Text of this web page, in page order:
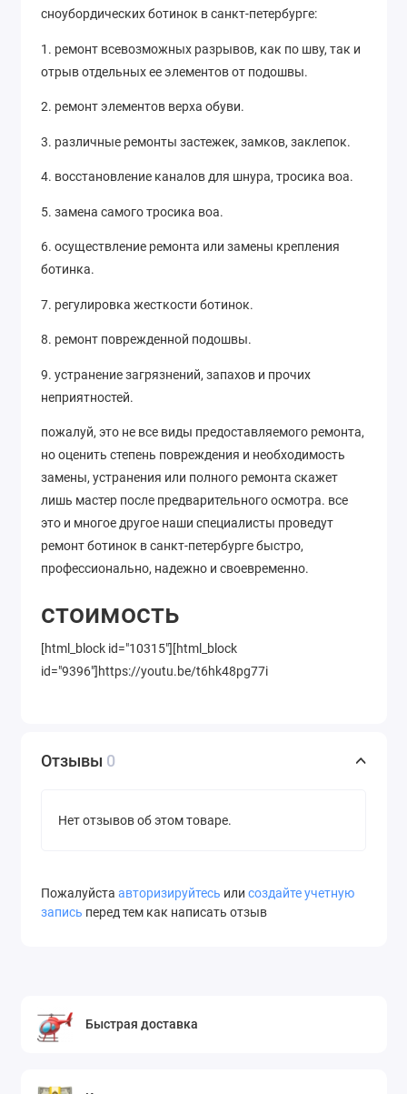
сноубордических ботинок в санкт-петербурге:
1. ремонт всевозможных разрывов, как по шву, так и
отрыв отдельных ее элементов от подошвы.
2. ремонт элементов верха обуви.
3. различные ремонты застежек, замков, заклепок.
4. восстановление каналов для шнура, тросика воа.
5. замена самого тросика воа.
6. осуществление ремонта или замены крепления
ботинка.
7. регулировка жесткости ботинок.
8. ремонт поврежденной подошвы.
9. устранение загрязнений, запахов и прочих
неприятностей.
пожалуй, это не все виды предоставляемого ремонта,
но оценить степень повреждения и необходимость
замены, устранения или полного ремонта скажет
лишь мастер после предварительного осмотра. все
это и многое другое наши специалисты проведут
ремонт ботинок в санкт-петербурге быстро,
профессионально, надежно и своевременно.
стоимость
[html_block id="10315"][html_block
id="9396"]https://youtu.be/t6hk48pg77i
Отзывы 0
Нет отзывов об этом товаре.
Пожалуйста авторизируйтесь или создайте учетную
запись перед тем как написать отзыв
Быстрая доставка